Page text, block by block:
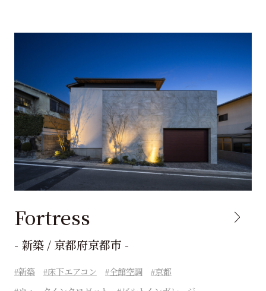
Fortress
- 新築 / 京都府京都市 -
新築 床下エアコン 全館空調 京都